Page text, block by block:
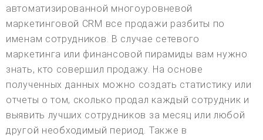
автоматизированной многоуровневой
маркетинговой CRM все продажи разбиты по
именам сотрудников. В случае сетевого
маркетинга или финансовой пирамиды вам нужно
знать, кто совершил продажу. На основе
полученных данных можно создать статистику или
отчеты о том, сколько продал каждый сотрудник и
выявить лучших сотрудников за месяц или любой
другой необходимый период. Также в